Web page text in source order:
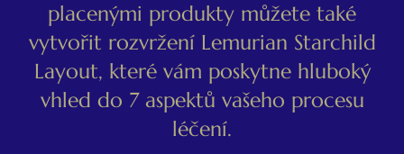
placenými produkty můžete také
vytvořit rozvržení Lemurian Starchild
Layout, které vám poskytne hluboký
vhled do 7 aspektů vašeho procesu
léčení.